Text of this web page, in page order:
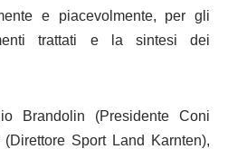
e piacevolmente, per gli
trattati e la sintesi dei
Brandolin (Presidente Coni
Sport Land Karnten),